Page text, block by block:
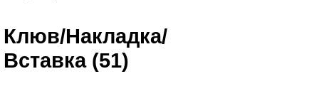
Клюв/Накладка/
Вставка (51)